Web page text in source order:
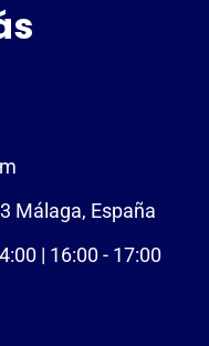
Málaga, España
| 16:00 - 17:00